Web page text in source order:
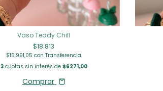
Vaso Teddy Chill
$18.813
$15.991,05con Transferencia
3cuotas sin interés de $6271,00
Comprar